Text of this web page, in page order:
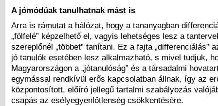
A jómódúak tanulhatnak mást is
Arra is rámutat a hálózat, hogy a tananyagban
„fölfelé” képzelhető el, vagyis lehetséges lesz a
szereplőnél „többet” tanítani. Ez a fajta „differenciálás”
jó tanulók esetében lesz alkalmazható, s mivel tudjuk,
Magyarországon a „jótanulóság” és a társadalmi
egymással rendkívül erős kapcsolatban állnak, így az
központosított, előíró jellegű tartalmi szabályozás
csapás az esélyegyenlőtlenség csökkentésére.